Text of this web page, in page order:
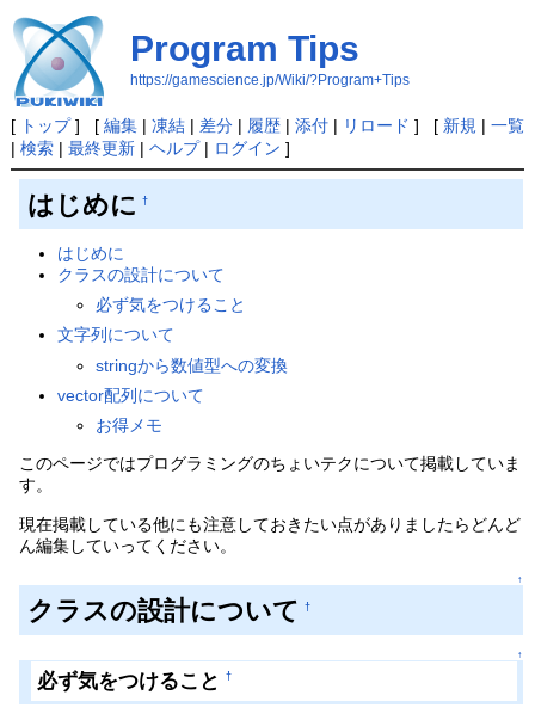
Program Tips
https://gamescience.jp/Wiki/?Program+Tips
[ トップ] [ 編集| 凍結| 差分| 履歴| 添付| リロード ] [ 新規 | 一覧
| 検索| 最終更新| ヘルプ| ログイン ]
はじめに †
はじめに
クラスの設計について
必ず気をつけること
文字列について
stringから数値型への変換
vector配列について
お得メモ
このページではプログラミングのちょいテクについて掲載していま
す。
現在掲載している他にも注意しておきたい点がありましたらどんど
ん編集していってください。
↑
クラスの設計について †
↑
必ず気をつけること †